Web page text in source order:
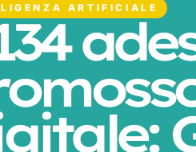
ARTIFICIALE